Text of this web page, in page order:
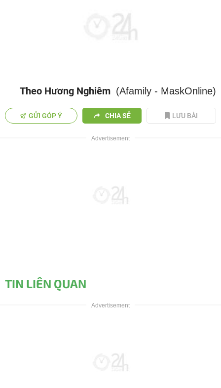
Theo Hương Nghiêm (Afamily - MaskOnline)
GỬI GÓP Ý CHIA SẺ LƯU BÀI
TIN LIÊN QUAN